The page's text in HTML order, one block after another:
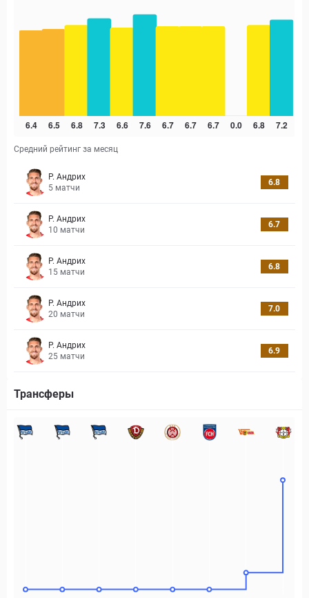
Средний рейтинг за месяц
Р. Андрих
5 матчи
6.8
Р. Андрих
10 матчи
6.7
Р. Андрих
15 матчи
6.8
Р. Андрих
20 матчи
7.0
Р. Андрих
25 матчи
6.9
Трансферы